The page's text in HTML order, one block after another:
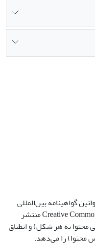
گواهینامه بین‌المللی
Creative Commons Attribution 4.0 International License منتشر
محتوا به هر شکل) و انطباق
محتوا) را می‌دهد.